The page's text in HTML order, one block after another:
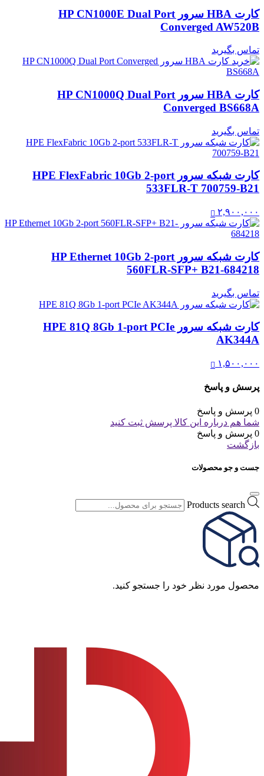
کارت HBA سرور HP CN1000E Dual Port
Converged AW520B
تماس بگیرید
کارت HBA سرور HP CN1000Q Dual Port
Converged BS668A
تماس بگیرید
کارت شبکه سرور HPE FlexFabric 10Gb 2-port
533FLR-T 700759-B21
۲,۹۰۰,۰۰۰
کارت شبکه سرور HP Ethernet 10Gb 2-port
560FLR-SFP+ B21-684218
تماس بگیرید
کارت شبکه سرور HPE 81Q 8Gb 1-port PCIe
AK344A
۱,۵۰۰,۰۰۰
پرسش و پاسخ
0 پرسش و پاسخ
شما هم درباره این کالا پرسش ثبت کنید
0 پرسش و پاسخ
بازگشت
جست و جو محصولات
Products search
محصول مورد نظر خود را جستجو کنید.